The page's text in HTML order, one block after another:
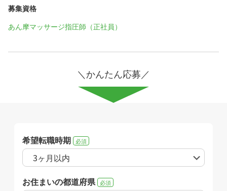
募集資格
あん摩マッサージ指圧師（正社員）
＼かんたん応募／
希望転職時期 必須
お住まいの都道府県 必須